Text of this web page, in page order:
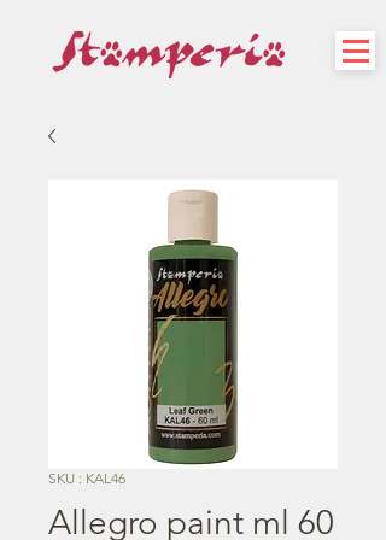
SKU : KAL46
Allegro paint ml 60